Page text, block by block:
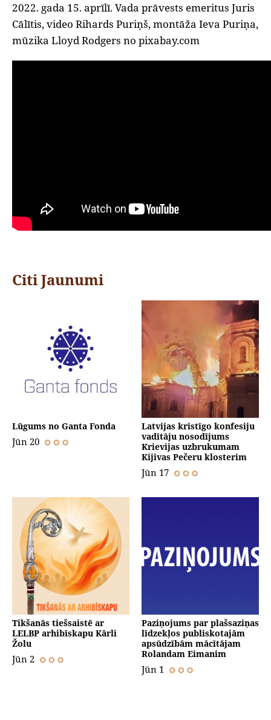
2022. gada 15. aprīlī. Vada prāvests emeritus Juris
Cālītis, video Rihards Puriņš, montāža Ieva Puriņa,
mūzika Lloyd Rodgers no pixabay.com
Citi Jaunumi
Lūgums no Ganta Fonda
Jūn 20
Latvijas kristīgo konfesiju
vadītāju nosodījums
Krievijas uzbrukumam
Kijivas Pečeru klosterim
Jūn 17
Tikšanās tiešsaistē ar
LELBP arhibīskapu Kārli
Žolu
Jūn 2
Paziņojums par plašsaziņas
līdzekļos publiskotajām
apsūdzībām mācītājam
Rolandam Eimanim
Jūn 1